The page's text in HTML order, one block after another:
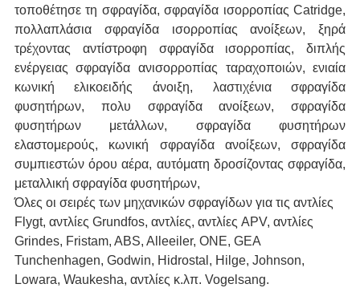
τοποθέτησε τη σφραγίδα, σφραγίδα ισορροπίας Catridge,
πολλαπλάσια σφραγίδα ισορροπίας ανοίξεων, ξηρά
τρέχοντας αντίστροφη σφραγίδα ισορροπίας, διπλής
ενέργειας σφραγίδα ανισορροπίας ταραχοποιών, ενιαία
κωνική ελικοειδής άνοιξη, λαστιχένια σφραγίδα
φυσητήρων, πολυ σφραγίδα ανοίξεων, σφραγίδα
φυσητήρων μετάλλων, σφραγίδα φυσητήρων
ελαστομερούς, κωνική σφραγίδα ανοίξεων, σφραγίδα
συμπιεστών όρου αέρα, αυτόματη δροσίζοντας σφραγίδα,
μεταλλική σφραγίδα φυσητήρων,
Όλες οι σειρές των μηχανικών σφραγίδων για τις αντλίες
Flygt, αντλίες Grundfos, αντλίες, αντλίες APV, αντλίες
Grindes, Fristam, ABS, Alleeiler, ΟΝΕ, GEA
Tunchenhagen, Godwin, Hidrostal, Hilge, Johnson,
Lowara, Waukesha, αντλίες κ.λπ. Vogelsang.